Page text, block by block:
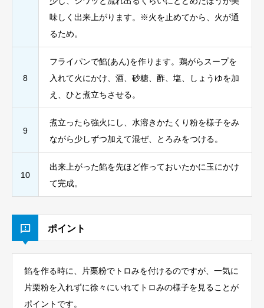
味しく出来上がります。※火を止めてから、火が通
るため。
8
フライパンで餡(あん)を作ります。鶏がらスープを
入れて火にかけ、酒、砂糖、酢、塩、しょうゆを加
え、ひと煮立ちさせる。
9
煮立ったら強火にし、水溶きかたくり粉を様子をみ
ながら少しずつ加えて混ぜ、とろみをつける。
10
出来上がった餡を先ほど作っておいたかに玉にかけ
て完成。
ポイント
餡を作る時に、片栗粉でトロみを付けるのですが、一気に
片栗粉を入れずに徐々にいれてトロみの様子を見ることが
ポイントです。